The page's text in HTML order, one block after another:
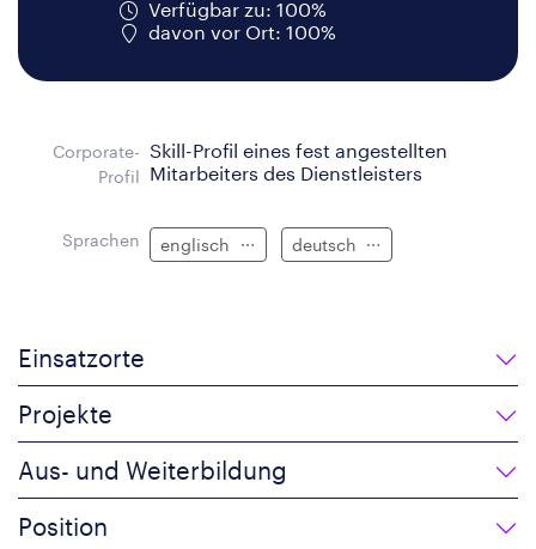
Verfügbar zu: 100%
davon vor Ort: 100%
Corporate-
Profil
Skill-Profil eines fest angestellten
Mitarbeiters des Dienstleisters
Sprachen englisch deutsch
Einsatzorte
Projekte
Aus- und Weiterbildung
Position